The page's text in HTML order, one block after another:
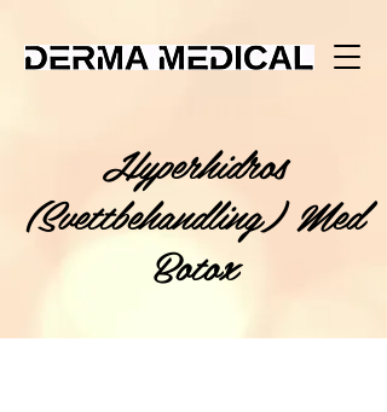
Hyperhidros
(Svettbehandling) Med
Botox